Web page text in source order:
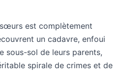
est complètement
un cadavre, enfoui
sous-sol de leurs parents,
spirale de crimes et de